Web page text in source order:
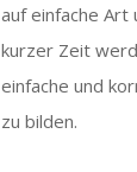
auf einfache Art
kurzer Zeit
einfache und
zu bilden.